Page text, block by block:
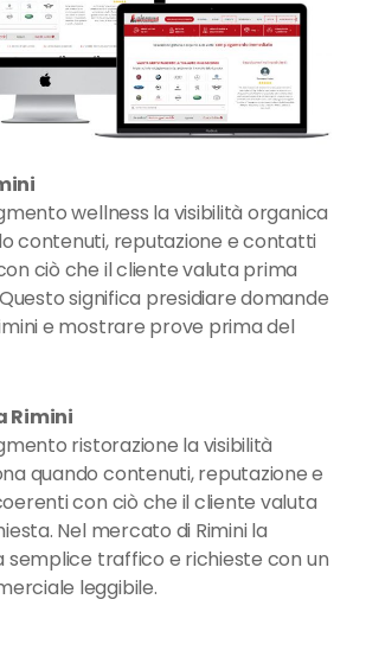
wellness la visibilità organica
contenuti, reputazione e contatti
ciò che il cliente valuta prima
significa presidiare domande
e mostrare prove prima del
Rimini
ristorazione la visibilità
quando contenuti, reputazione e
con ciò che il cliente valuta
Nel mercato di Rimini la
semplice traffico e richieste con un
leggibile.